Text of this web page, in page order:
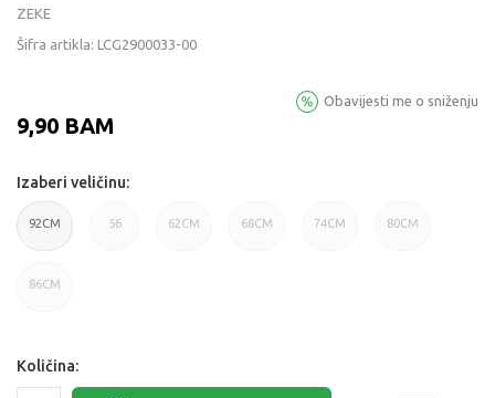
ZEKE
Šifra artikla: LCG2900033-00
9,90 BAM
Obavijesti me o sniženju
Izaberi veličinu:
92CM 56 62CM 68CM 74CM 80CM
86CM
Količina: